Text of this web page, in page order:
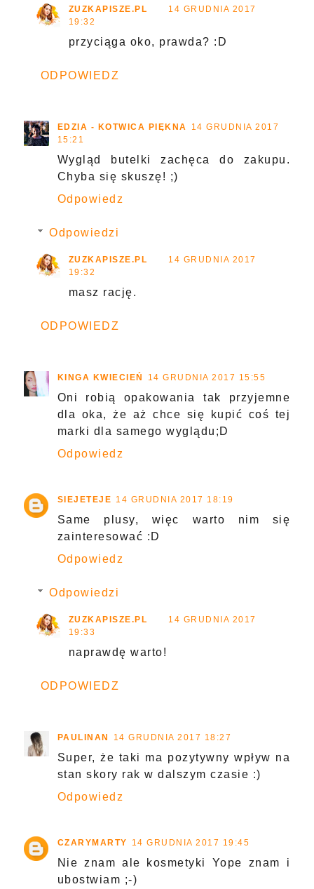
ZUZKAPISZE.PL
14 GRUDNIA 2017
19:32
przyciąga oko, prawda? :D
ODPOWIEDZ
EDZIA - KOTWICA PIĘKNA
14 GRUDNIA 2017
15:21
Wygląd butelki zachęca do zakupu.
Chyba się skuszę! ;)
Odpowiedz
Odpowiedzi
ZUZKAPISZE.PL
14 GRUDNIA 2017
19:32
masz rację.
ODPOWIEDZ
KINGA KWIECIEŃ 14 GRUDNIA 2017 15:55
Oni robią opakowania tak przyjemne
dla oka, że aż chce się kupić coś tej
marki dla samego wyglądu;D
Odpowiedz
SIEJETEJE 14 GRUDNIA 2017 18:19
Same plusy, więc warto nim się
zainteresować :D
Odpowiedz
Odpowiedzi
ZUZKAPISZE.PL
14 GRUDNIA 2017
19:33
naprawdę warto!
ODPOWIEDZ
PAULINAN 14 GRUDNIA 2017 18:27
Super, że taki ma pozytywny wpływ na
stan skory rak w dalszym czasie :)
Odpowiedz
CZARYMARTY 14 GRUDNIA 2017 19:45
Nie znam ale kosmetyki Yope znam i
ubostwiam ;-)